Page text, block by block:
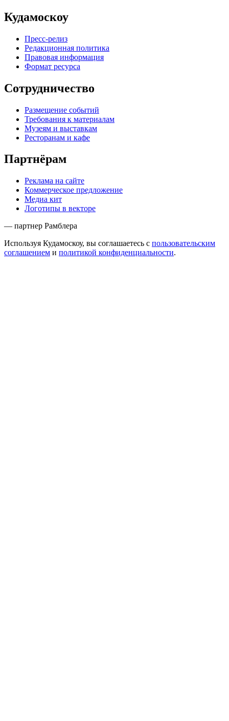
Кудамоскоу
Пресс-релиз
Редакционная политика
Правовая информация
Формат ресурса
Сотрудничество
Размещение событий
Требования к материалам
Музеям и выставкам
Ресторанам и кафе
Партнёрам
Реклама на сайте
Коммерческое предложение
Медиа кит
Логотипы в векторе
— партнер Рамблера
Используя Кудамоскоу, вы соглашаетесь с пользовательским
соглашением и политикой конфиденциальности.